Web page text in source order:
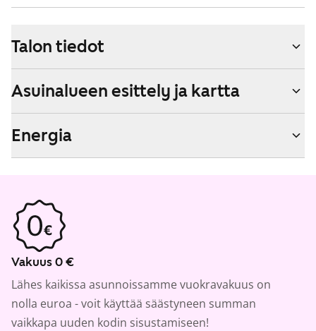
Talon tiedot
Asuinalueen esittely ja kartta
Energia
Vakuus 0 €
Lähes kaikissa asunnoissamme vuokravakuus on
nolla euroa - voit käyttää säästyneen summan
vaikkapa uuden kodin sisustamiseen!